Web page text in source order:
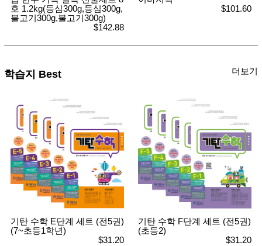
호 1.2kg(등심300g,등심300g,
불고기300g,불고기300g)
$142.88
$101.60
학습지 Best 더보기
기탄 수학 E단계 세트 (전5권)
(7~초등1학년)
$31.20
기탄 수학 F단계 세트 (전5권)
(초등2)
$31.20